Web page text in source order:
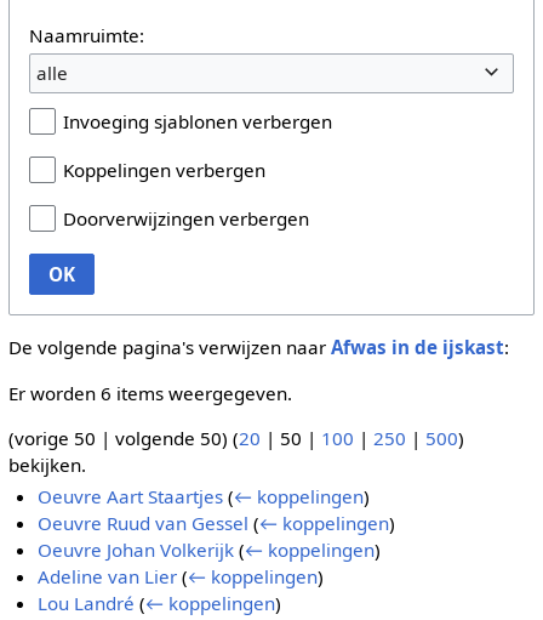
Naamruimte:
alle
Invoeging sjablonen verbergen
Koppelingen verbergen
Doorverwijzingen verbergen
OK
De volgende pagina's verwijzen naar Afwas in de ijskast:
Er worden 6 items weergegeven.
(vorige 50 | volgende 50) (20 | 50 | 100 | 250 | 500)
bekijken.
Oeuvre Aart Staartjes (← koppelingen)
Oeuvre Ruud van Gessel (← koppelingen)
Oeuvre Johan Volkerijk (← koppelingen)
Adeline van Lier (← koppelingen)
Lou Landré (← koppelingen)